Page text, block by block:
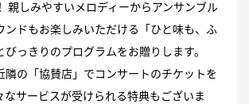
親しみやすいメロディーからアンサンブル
ンドもお楽しみいただける「ひと味も、ふ
っきりのプログラムをお贈りします。
隣の「協賛店」でコンサートのチケットを
なサービスが受けられる特典もございま